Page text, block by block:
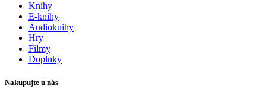
Knihy
E-knihy
Audioknihy
Hry
Filmy
Doplnky
Nakupujte u nás